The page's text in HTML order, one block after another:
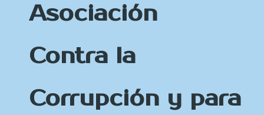
Asociación
Contra la
Corrupción y para